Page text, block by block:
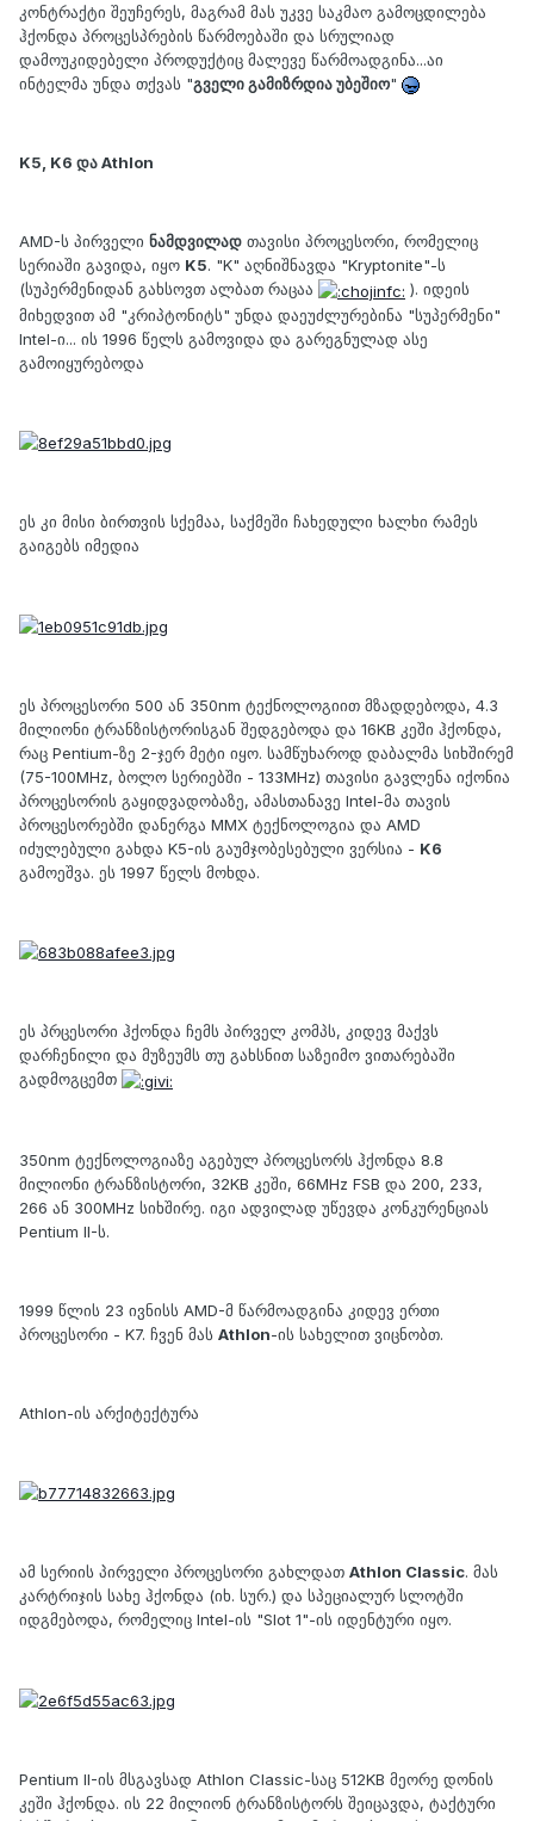
კონტრაქტი შეუჩერეს, მაგრამ მას უკვე საკმაო გამოცდილება
ჰქონდა პროცესპრების წარმოებაში და სრულიად
დამოუკიდებელი პროდუქტიც მალევე წარმოადგინა...აი
ინტელმა უნდა თქვას "გველი გამიზრდია უბეშიო"
K5, K6 და Athlon
AMD-ს პირველი ნამდვილად თავისი პროცესორი, რომელიც
სერიაში გავიდა, იყო K5. "K" აღნიშნავდა "Kryptonite"-ს
(სუპერმენიდან გახსოვთ ალბათ რაცაა
). იდეის
მიხედვით ამ "კრიპტონიტს" უნდა დაეუძლურებინა "სუპერმენი"
Intel-ი... ის 1996 წელს გამოვიდა და გარეგნულად ასე
გამოიყურებოდა
ეს კი მისი ბირთვის სქემაა, საქმეში ჩახედული ხალხი რამეს
გაიგებს იმედია
ეს პროცესორი 500 ან 350nm ტექნოლოგიით მზადდებოდა, 4.3
მილიონი ტრანზისტორისგან შედგებოდა და 16KB კეში ჰქონდა,
რაც Pentium-ზე 2-ჯერ მეტი იყო. სამწუხაროდ დაბალმა სიხშირემ
(75-100MHz, ბოლო სერიებში - 133MHz) თავისი გავლენა იქონია
პროცესორის გაყიდვადობაზე, ამასთანავე Intel-მა თავის
პროცესორებში დანერგა MMX ტექნოლოგია და AMD
იძულებული გახდა K5-ის გაუმჯობესებული ვერსია - K6
გამოეშვა. ეს 1997 წელს მოხდა.
ეს პრცესორი ჰქონდა ჩემს პირველ კომპს, კიდევ მაქვს
დარჩენილი და მუზეუმს თუ გახსნით საზეიმო ვითარებაში
გადმოგცემთ
350nm ტექნოლოგიაზე აგებულ პროცესორს ჰქონდა 8.8
მილიონი ტრანზისტორი, 32KB კეში, 66MHz FSB და 200, 233,
266 ან 300MHz სიხშირე. იგი ადვილად უწევდა კონკურენციას
Pentium II-ს.
1999 წლის 23 ივნისს AMD-მ წარმოადგინა კიდევ ერთი
პროცესორი - K7. ჩვენ მას Athlon-ის სახელით ვიცნობთ.
Athlon-ის არქიტექტურა
ამ სერიის პირველი პროცესორი გახლდათ Athlon Classic. მას
კარტრიჯის სახე ჰქონდა (იხ. სურ.) და სპეციალურ სლოტში
იდგმებოდა, რომელიც Intel-ის "Slot 1"-ის იდენტური იყო.
Pentium II-ის მსგავსად Athlon Classic-საც 512KB მეორე დონის
კეში ჰქონდა. ის 22 მილიონ ტრანზისტორს შეიცავდა, ტაქტური